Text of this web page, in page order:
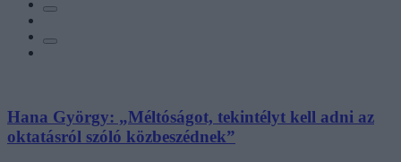
Hana György: „Méltóságot, tekintélyt kell adni az
oktatásról szóló közbeszédnek”